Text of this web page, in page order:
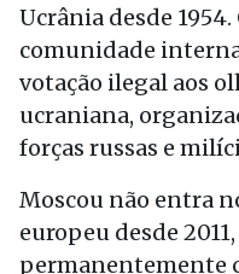
Ucrânia desde
comunidade
votação ilegal aos
ucraniana,
forças russas e
Moscou não entra
europeu desde
permanentemente